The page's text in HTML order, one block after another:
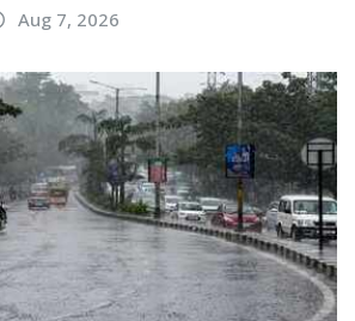
Aug 7, 2026